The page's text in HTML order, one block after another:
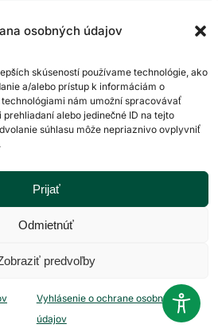
osobných údajov
skúseností používame technológie, ako
a/alebo prístup k informáciám o
nám umožní spracovávať
alebo jedinečné ID na tejto
súhlasu môže nepriaznivo ovplyvniť
Prijať
Odmietnúť
predvoľby
Vyhlásenie o ochrane osobných
údajov